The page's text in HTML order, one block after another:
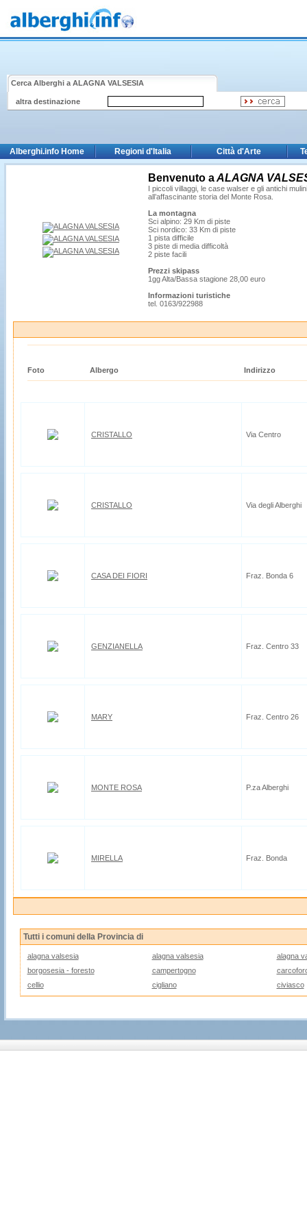
Cerca Alberghi a ALAGNA VALSESIA
altra destinazione
Alberghi.info Home Regioni d'Italia Città d'Arte
Benvenuto a ALAGNA
I piccoli villaggi, le case walser e gli antichi
all’affascinante storia del Monte Rosa.
La montagna
Sci alpino: 29 Km di piste
Sci nordico: 33 Km di piste
1 pista difficile
3 piste di media difficoltà
2 piste facili
Prezzi skipass
1gg Alta/Bassa stagione 28,00 euro
Informazioni turistiche
tel. 0163/922988
Foto Albergo Indirizzo
CRISTALLO Via Centro
CRISTALLO Via degli Alberghi
CASA DEI FIORI Fraz. Bonda 6
GENZIANELLA Fraz. Centro 33
MARY Fraz. Centro 26
MONTE ROSA P.za Alberghi
MIRELLA Fraz. Bonda
Tutti i comuni della Provincia di
alagna valsesia alagna valsesia
alagna
borgosesia - foresto
campertogno
cellio
cigliano civiasco